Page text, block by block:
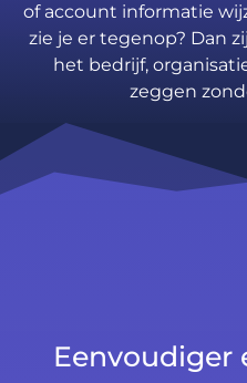
of account informatie
zie je er tegenop? Dan
het bedrijf,
zeggen
Eenvoudiger